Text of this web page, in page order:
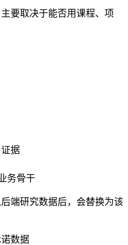
要取决于能否用课程、项
据
务骨干
端研究数据后，会替换为该
数据